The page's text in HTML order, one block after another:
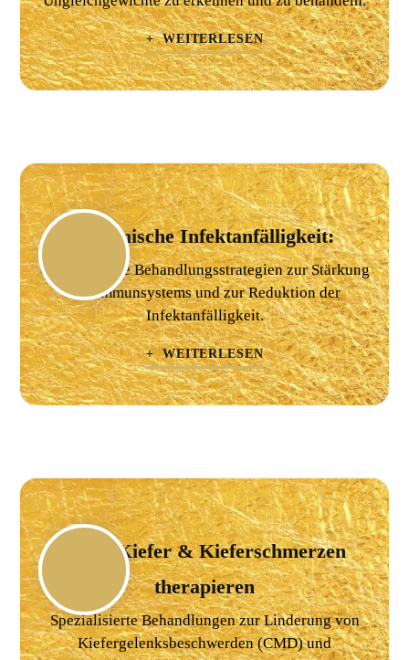
+ WEITERLESEN
Chronische Infektanfälligkeit:
Ganzheitliche Behandlungsstrategien zur Stärkung
des Immunsystems und zur Reduktion der
Infektanfälligkeit.
+ WEITERLESEN
CMD Kiefer & Kieferschmerzen
therapieren
Spezialisierte Behandlungen zur Linderung von
Kiefergelenksbeschwerden (CMD) und